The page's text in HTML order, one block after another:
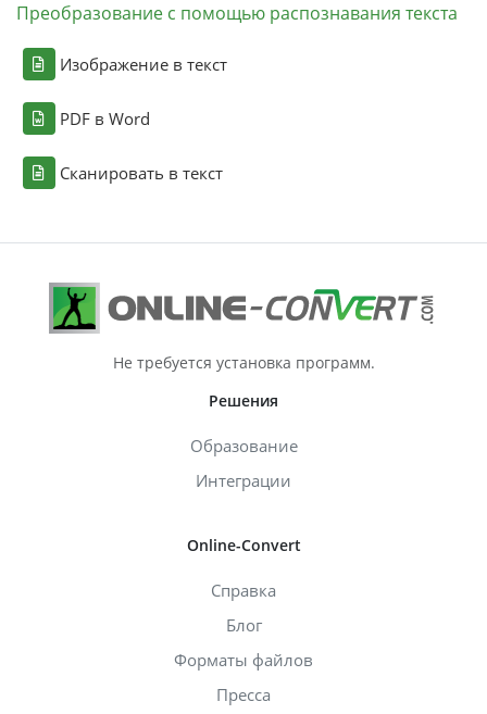
Преобразование с помощью распознавания текста
Изображение в текст
PDF в Word
Сканировать в текст
Не требуется установка программ.
Решения
Образование
Интеграции
Online-Convert
Справка
Блог
Форматы файлов
Пресса